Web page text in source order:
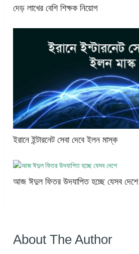
দেড় লাখের বেশি শিক্ষক নিয়োগ
ইরানে ইন্টারনেট সেবা দেবে ইলন মাস্ক
আজ ঈদুল ফিতর উদযাপিত হচ্ছে যেসব দেশে
About The Author